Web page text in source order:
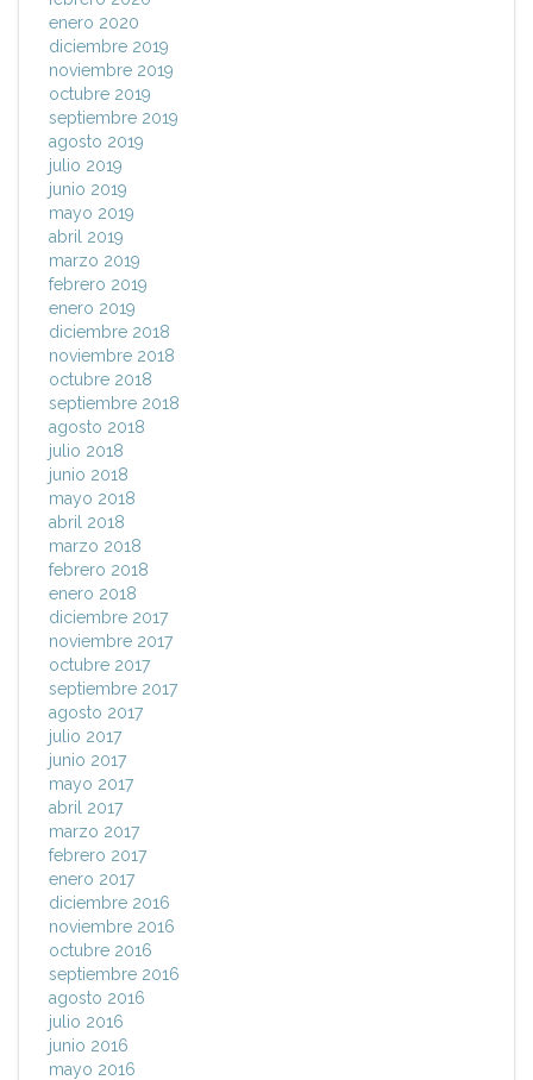
enero 2020
diciembre 2019
noviembre 2019
octubre 2019
septiembre 2019
agosto 2019
julio 2019
junio 2019
mayo 2019
abril 2019
marzo 2019
febrero 2019
enero 2019
diciembre 2018
noviembre 2018
octubre 2018
septiembre 2018
agosto 2018
julio 2018
junio 2018
mayo 2018
abril 2018
marzo 2018
febrero 2018
enero 2018
diciembre 2017
noviembre 2017
octubre 2017
septiembre 2017
agosto 2017
julio 2017
junio 2017
mayo 2017
abril 2017
marzo 2017
febrero 2017
enero 2017
diciembre 2016
noviembre 2016
octubre 2016
septiembre 2016
agosto 2016
julio 2016
junio 2016
mayo 2016